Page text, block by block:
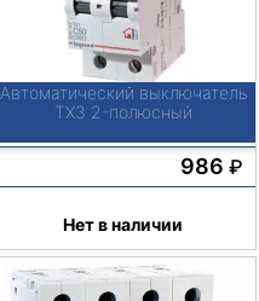
Автоматический выключатель
TX3 2-полюсный
986 ₽
Нет в наличии